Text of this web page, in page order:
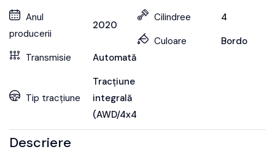
Anul
producerii
2020
Transmisie Automată
Tip tracțiune
Tracțiune
integrală
(AWD/4x4)
Cilindree
4
Culoare
Bordo
Descriere